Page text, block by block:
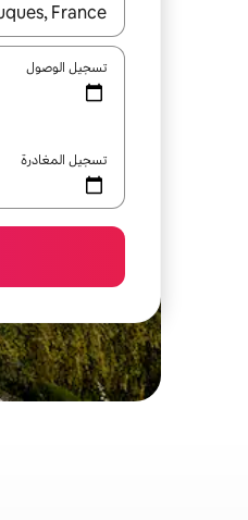
عند توفر
تسجيل الوصول
تسجيل المغادرة